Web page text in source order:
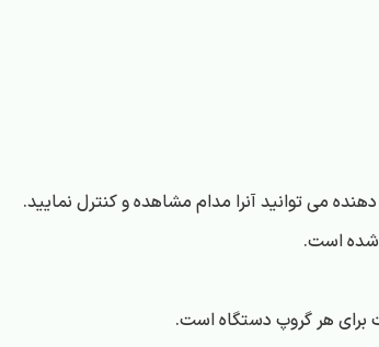
می توانید آنرا مدام مشاهده و کنترل نمایید.
برای هر گروپ دستگاه است.